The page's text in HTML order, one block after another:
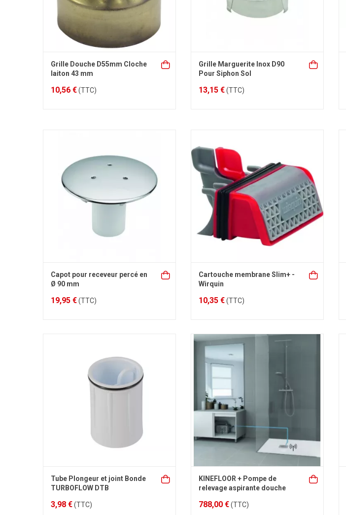
Grille Douche D55mm Cloche
laiton 43 mm
10,56 €(TTC)
Grille Marguerite Inox D90
Pour Siphon Sol
13,15 €(TTC)
Capot pour receveur percé en
Ø 90 mm
19,95 €(TTC)
Cartouche membrane Slim+ -
Wirquin
10,35 €(TTC)
Tube Plongeur et joint Bonde
TURBOFLOW DTB
3,98 €(TTC)
KINEFLOOR + Pompe de
relevage aspirante douche
788,00 €(TTC)